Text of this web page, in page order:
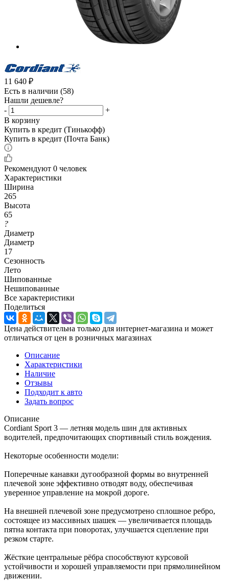
11 640 ₽
Есть в наличии (58)
Нашли дешевле?
-
+
В корзину
Купить в кредит (Тинькофф)
Купить в кредит (Почта Банк)
Рекомендуют 0 человек
Характеристики
Ширина
265
Высота
65
?
Диаметр
Диаметр
17
Сезонность
Лето
Шипованные
Нешипованные
Все характеристики
Поделиться
Цена действительна только для интернет-магазина и может
отличаться от цен в розничных магазинах
Описание
Характеристики
Наличие
Отзывы
Подходит к авто
Задать вопрос
Описание
Cordiant Sport 3 — летняя модель шин для активных
водителей, предпочитающих спортивный стиль вождения.
Некоторые особенности модели:
Поперечные канавки дугообразной формы во внутренней
плечевой зоне эффективно отводят воду, обеспечивая
уверенное управление на мокрой дороге.
На внешней плечевой зоне предусмотрено сплошное ребро,
состоящее из массивных шашек — увеличивается площадь
пятна контакта при поворотах, улучшается сцепление при
резком старте.
Жёсткие центральные рёбра способствуют курсовой
устойчивости и хорошей управляемости при прямолинейном
движении.